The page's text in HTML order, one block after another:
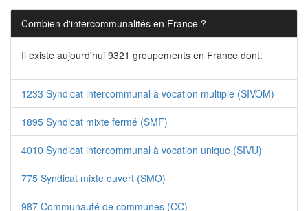
Combien d'intercommunalités en France ?
Il existe aujourd'hui 9321 groupements en France dont:
1233 Syndicat intercommunal à vocation multiple (SIVOM)
1895 Syndicat mixte fermé (SMF)
4010 Syndicat intercommunal à vocation unique (SIVU)
775 Syndicat mixte ouvert (SMO)
987 Communauté de communes (CC)